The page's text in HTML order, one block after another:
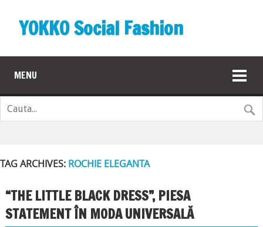
YOKKO Social Fashion
MENU
TAG ARCHIVES: ROCHIE ELEGANTA
“THE LITTLE BLACK DRESS”, PIESA
STATEMENT ÎN MODA UNIVERSALĂ